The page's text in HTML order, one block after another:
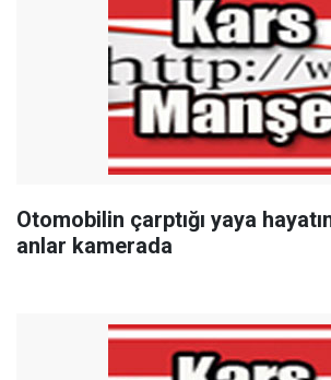
Otomobilin çarptığı yaya
anlar kamerada